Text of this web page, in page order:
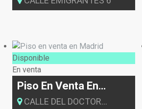
Disponible
En venta
Piso En Venta En
Madrid
CALLE DEL DOCTOR